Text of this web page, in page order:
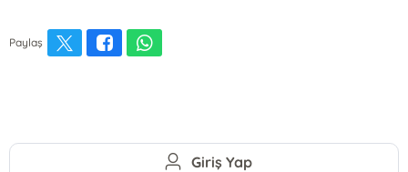
Paylaş
Giriş Yap